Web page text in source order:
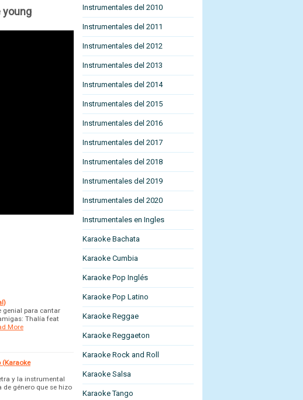
young
genial para cantar
Thalía feat
More
(Karaoke
y la instrumental
género que se hizo
Instrumentales del 2010
Instrumentales del 2011
Instrumentales del 2012
Instrumentales del 2013
Instrumentales del 2014
Instrumentales del 2015
Instrumentales del 2016
Instrumentales del 2017
Instrumentales del 2018
Instrumentales del 2019
Instrumentales del 2020
Instrumentales en Ingles
Karaoke Bachata
Karaoke Cumbia
Karaoke Pop Inglés
Karaoke Pop Latino
Karaoke Reggae
Karaoke Reggaeton
Karaoke Rock and Roll
Karaoke Salsa
Karaoke Tango